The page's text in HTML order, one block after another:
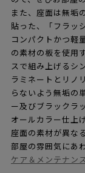
また、座面は無垢
貼った、「フラッ
コンパクトかつ軽
の素材の板を使用
スで組み上げるシ
ラミネートとリノ
らないよう無垢の
ー及びブラックラ
オールカラー仕上
座面の素材が異な
部屋の雰囲気にあ
ケア＆メンテナン